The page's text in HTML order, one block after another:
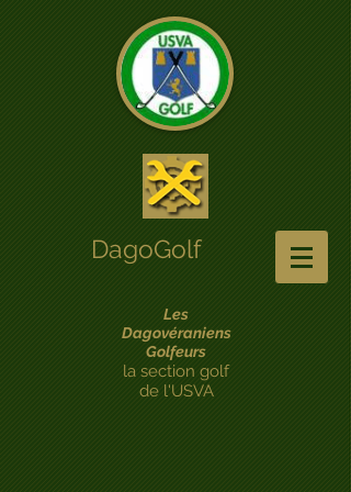
DagoGolf
Les
Dagovéraniens
Golfeurs
la section golf
de l'USVA